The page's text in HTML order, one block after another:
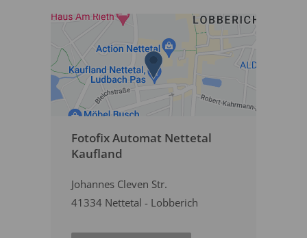
Fotofix Automat Nettetal
Kaufland
Johannes Cleven Str.
41334 Nettetal - Lobberich